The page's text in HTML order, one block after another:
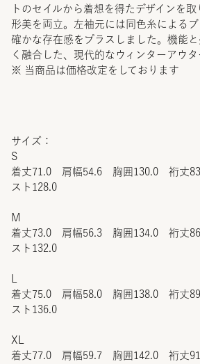
トのセイルから着想を得たデザインを
形美を両立。左袖元には同色糸によるブ
確かな存在感をプラスしました。機能
く融合した、現代的なウィンターアウタ
※ 当商品は価格改定をしております
サイズ：
S
着丈71.0 肩幅54.6 胸囲130.0 裄丈
スト128.0
M
着丈73.0 肩幅56.3 胸囲134.0 裄丈
スト132.0
着丈75.0 肩幅58.0 胸囲138.0 裄丈
スト136.0
XL
着丈77.0 肩幅59.7 胸囲142.0 裄丈